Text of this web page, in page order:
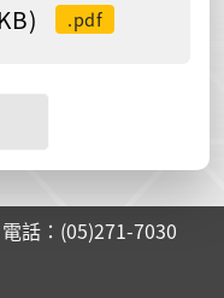
.pdf
話：(05)271-7030